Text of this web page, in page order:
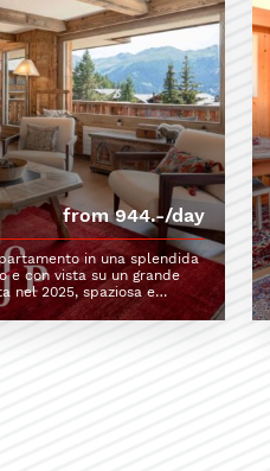
from 944.-/day
in una splendida
e con vista su un grande
nel 2025, spaziosa e